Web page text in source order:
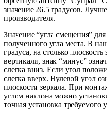
значение 26.5 градусов.
производителя.
Значение “угла смещения”
полученного угла места. В
градуса, на столько
вертикали, знак “минус”
слегка вниз. Если угол
слегка вверх. Нулевой угол
плоскости зеркала. При
углом наклона можно
точная установка требуемого